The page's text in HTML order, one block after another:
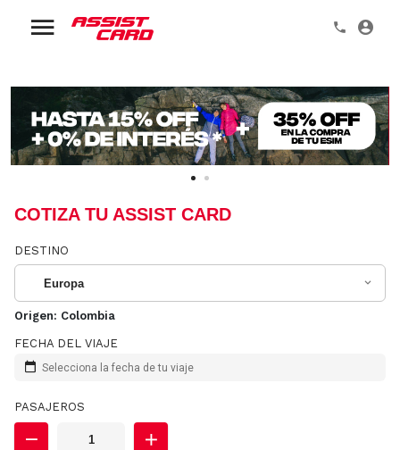
COTIZA TU ASSIST CARD
DESTINO
Europa
Origen: Colombia
FECHA DEL VIAJE
Selecciona la fecha de tu viaje
PASAJEROS